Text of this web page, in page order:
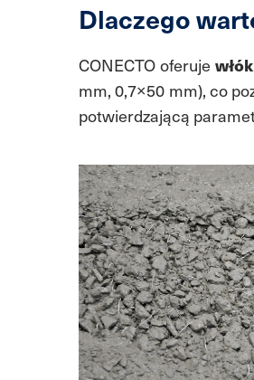
Dlaczego
CONECTO oferuje
mm, 0,7×50 mm), co
potwierdzającą